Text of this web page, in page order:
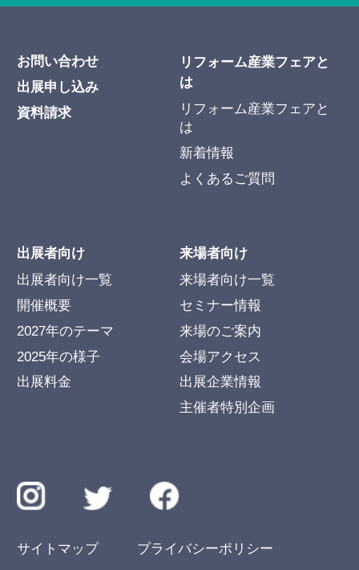
お問い合わせ
出展申し込み
資料請求
リフォーム産業フェアと
は
リフォーム産業フェアと
は
新着情報
よくあるご質問
出展者向け
出展者向け一覧
開催概要
2027年のテーマ
2025年の様子
出展料金
来場者向け
来場者向け一覧
セミナー情報
来場のご案内
会場アクセス
出展企業情報
主催者特別企画
サイトマップ プライバシーポリシー